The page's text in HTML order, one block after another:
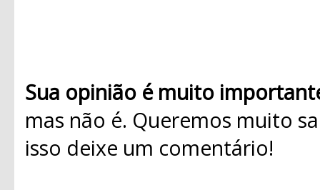
Sua opinião é muito
mas não é. Queremos muito
isso deixe um comentário!